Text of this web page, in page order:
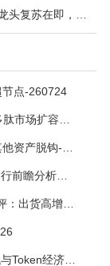
节点-260724
中银国际-2026年2季度交通运输行业经济运行前瞻分析：地缘冲突致航运和航空景气度分化，交通基础设施板块总体呈现稳健特征-260724
东吴证券-宁德时代-300750-2026年中报点评：出货高增业绩稳健，回购彰显龙头信心-260726
国联民生证券-AI行业深度研究报告：AI时代与Token经济，从技术符号到数字石油-260801